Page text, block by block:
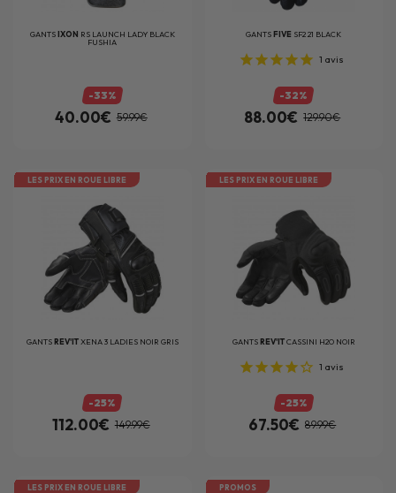
GANTSIXON RS LAUNCH LADY BLACK
FUSHIA
-33%
40.00€ 59.99€
GANTSFIVE SF2 21 BLACK
1 avis
-32%
88.00€ 129.90€
LES PRIX EN ROUE LIBRE
GANTSREV'ITXENA 3 LADIES NOIR GRIS
-25%
112.00€ 149.99€
LES PRIX EN ROUE LIBRE
GANTSREV'ITCASSINI H2O NOIR
1 avis
-25%
67.50€ 89.99€
LES PRIX EN ROUE LIBRE PROMOS